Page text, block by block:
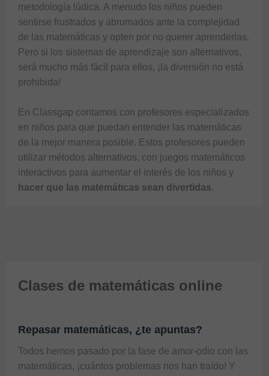
metodología lúdica. A menudo los niños pueden
sentirse frustrados y abrumados ante la complejidad
de las matemáticas y opten por no querer aprenderlas.
Pero si los sistemas de aprendizaje son alternativos,
será mucho más fácil para ellos, ¡la diversión no está
prohibida!
En Classgap contamos con profesores especializados
en niños para que puedan entender las matemáticas
de la mejor manera posible. Estos profesores pueden
utilizar métodos alternativos, con juegos matemáticos
hacer que las matemáticas sean divertidas
Clases de matemáticas online
Repasar matemáticas, ¿te apuntas?
Todos hemos pasado por la fase de amor-odio con las
matemáticas, ¡cuántos problemas nos han traído! Y